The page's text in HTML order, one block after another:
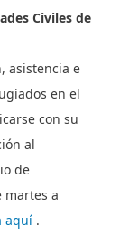
Civiles de
asistencia e
en el
con su
al
de
martes a
aquí .